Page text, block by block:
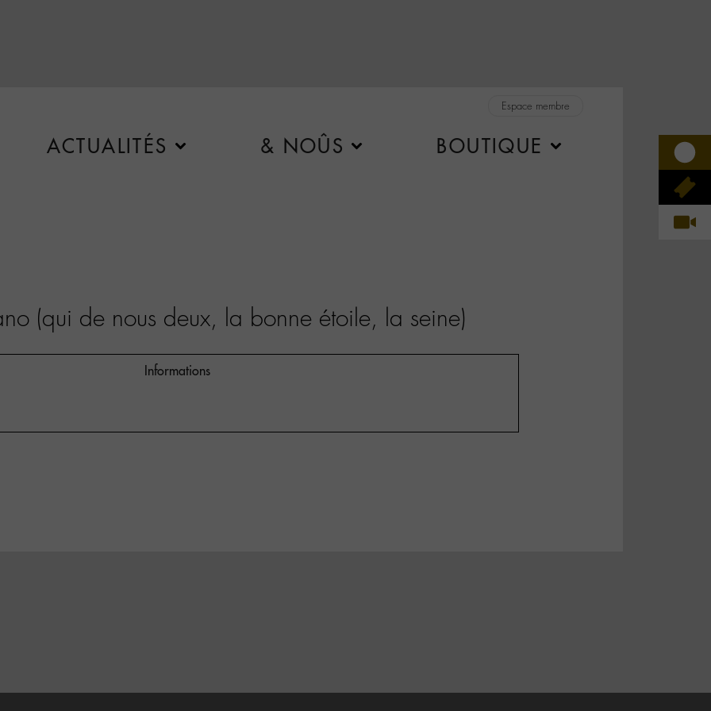
Espace membre
ACTUALITÉS & NOÛS BOUTIQUE
(qui de nous deux, la bonne étoile, la seine)
Informations